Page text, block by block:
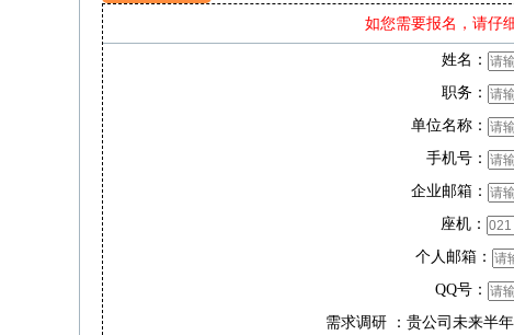
如您需要报名，请仔
姓名：
职务：
单位名称：
手机号：
企业邮箱：
座机：
个人邮箱：
QQ号：
需求调研 ：贵公司未来半